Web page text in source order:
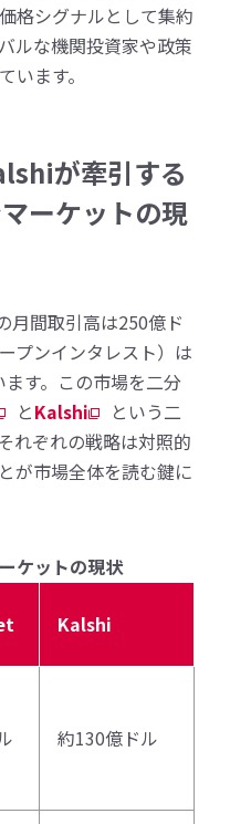
格シグナルとして集約
ルな機関投資家や政策
います。
が牽引する
ーケットの現
月間取引高は250億ド
プンインタレスト）は
ます。この市場を二分
とKalshi
という二
れぞれの戦略は対照的
が市場全体を読む鍵に
ケットの現状
Kalshi
約130億ドル